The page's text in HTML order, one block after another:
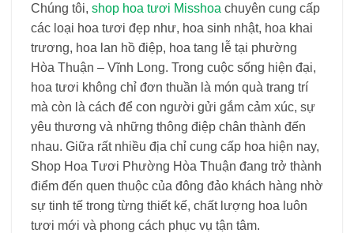
Chúng tôi, shop hoa tươi Misshoa chuyên cung cấp
các loại hoa tươi đẹp như, hoa sinh nhật, hoa khai
trương, hoa lan hồ điệp, hoa tang lễ tại phường
Hòa Thuận – Vĩnh Long. Trong cuộc sống hiện đại,
hoa tươi không chỉ đơn thuần là món quà trang trí
mà còn là cách để con người gửi gắm cảm xúc, sự
yêu thương và những thông điệp chân thành đến
nhau. Giữa rất nhiều địa chỉ cung cấp hoa hiện nay,
Shop Hoa Tươi Phường Hòa Thuận đang trở thành
điểm đến quen thuộc của đông đảo khách hàng nhờ
sự tinh tế trong từng thiết kế, chất lượng hoa luôn
tươi mới và phong cách phục vụ tận tâm.